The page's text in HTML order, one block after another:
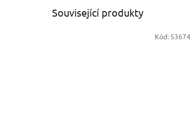
Související produkty
Kód: 53674